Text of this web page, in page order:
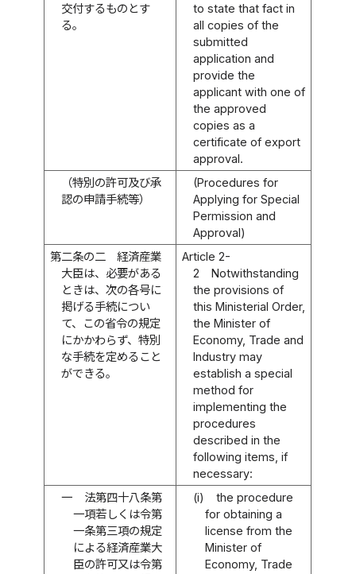
交付するものとす
る。
to state that fact in
all copies of the
submitted
application and
provide the
applicant with one of
the approved
copies as a
certificate of export
approval.
（特別の許可及び承
認の申請手続等）
(Procedures for
Applying for Special
Permission and
Approval)
第二条の二
経済産業
大臣は、必要がある
ときは、次の各号に
掲げる手続につい
て、この省令の規定
にかかわらず、特別
な手続を定めること
ができる。
Article 2-
2
Notwithstanding
the provisions of
this Ministerial Order,
the Minister of
Economy, Trade and
Industry may
establish a special
method for
implementing the
procedures
described in the
following items, if
necessary:
一
法第四十八条第
一項若しくは令第
一条第三項の規定
による経済産業大
臣の許可又は令第
(i)
the procedure
for obtaining a
license from the
Minister of
Economy, Trade